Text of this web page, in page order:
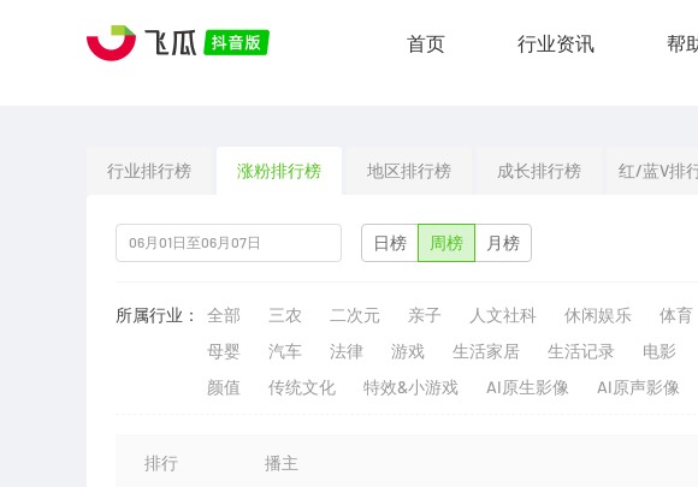
首页 行业资讯 帮
行业排行榜 涨粉排行榜 地区排行榜 成长排行榜 红/蓝V排
日榜 周榜 月榜
所属行业： 全部 三农 二次元 亲子 人文社科 休闲娱乐 体育
母婴
汽车 法律 游戏 生活家居 生活记录 电影
颜值
传统文化 特效&小游戏 AI原生影像 AI原声影像
排行 播主